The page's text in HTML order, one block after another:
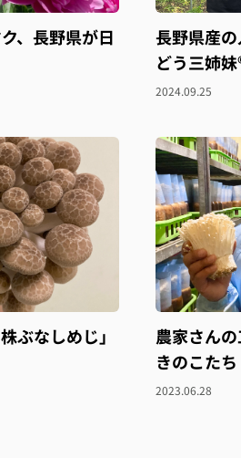
、長野県が日
長野県産
どう三姉妹
2024.09.25
ぶなしめじ」
農家さん
きのこたち
2023.06.28